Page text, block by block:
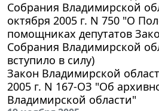
Собрания Владимирской
октября 2005 г. N 750 "О
помощниках депутатов
Собрания Владимирской
вступило в силу)
Закон Владимирской
2005 г. N 167-ОЗ "Об
Владимирской области"